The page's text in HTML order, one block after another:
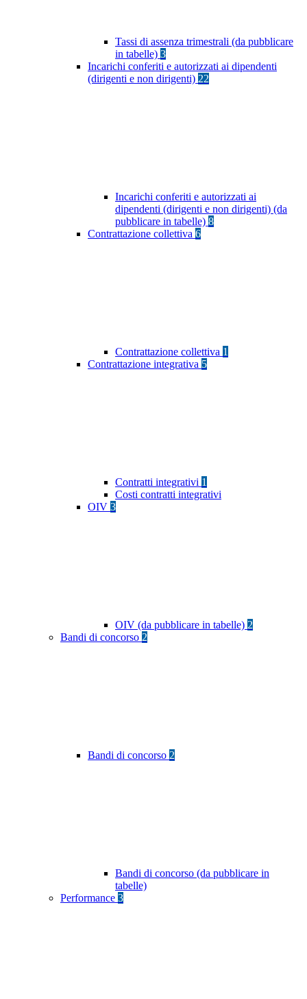
Tassi di assenza trimestrali (da pubblicare
in tabelle) 3
Incarichi conferiti e autorizzati ai dipendenti
(dirigenti e non dirigenti) 22
Incarichi conferiti e autorizzati ai
dipendenti (dirigenti e non dirigenti) (da
pubblicare in tabelle) 8
Contrattazione collettiva 6
Contrattazione collettiva 1
Contrattazione integrativa 5
Contratti integrativi 1
Costi contratti integrativi
OIV 3
OIV (da pubblicare in tabelle) 2
Bandi di concorso 2
Bandi di concorso 2
Bandi di concorso (da pubblicare in
tabelle)
Performance 3